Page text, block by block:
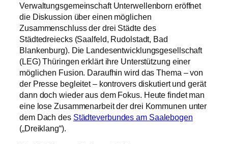
Verwaltungsgemeinschaft Unterwellenborn eröffnet
die Diskussion über einen möglichen
Zusammenschluss der drei Städte des
Städtedreiecks (Saalfeld, Rudolstadt, Bad
Blankenburg). Die Landesentwicklungsgesellschaft
(LEG) Thüringen erklärt ihre Unterstützung einer
möglichen Fusion. Daraufhin wird das Thema – von
der Presse begleitet – kontrovers diskutiert und gerät
dann doch wieder aus dem Fokus. Heute findet man
eine lose Zusammenarbeit der drei Kommunen unter
dem Dach des Städteverbundes am Saalebogen
(„Dreiklang“).